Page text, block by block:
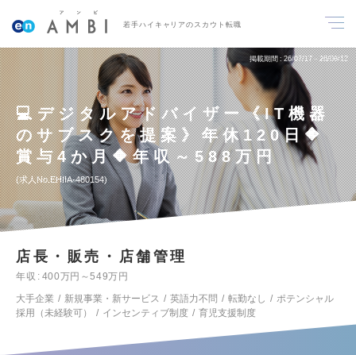
若手ハイキャリアのスカウト転職
掲載期間 26/07/17～26/08/12
💻デジタルアドバイザー《IT機器
のサブスクを提案》年休120日🔶
賞与4か月🔶年収～588万円
求人No.EHIIA-480154
店長・販売・店舗管理
年収
400万円～549万円
大手企業
新規事業・新サービス 英語力不問 転勤なし
ポテンシャル
採用（未経験可）
インセンティブ制度 育児支援制度